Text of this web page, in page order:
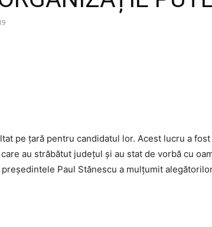
pe țară pentru candidatul lor. Acest lucru a
au străbătut județul și au stat de vorbă cu
Paul Stănescu a mulțumit